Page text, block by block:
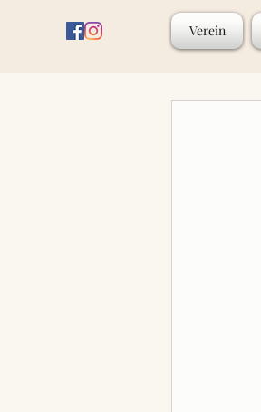
Verein